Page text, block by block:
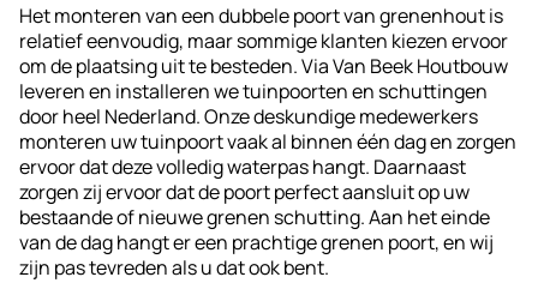
Het monteren van een dubbele poort van grenenhout is
relatief eenvoudig, maar sommige klanten kiezen ervoor
om de plaatsing uit te besteden. Via Van Beek Houtbouw
leveren en installeren we tuinpoorten en schuttingen
door heel Nederland. Onze deskundige medewerkers
monteren uw tuinpoort vaak al binnen één dag en zorgen
ervoor dat deze volledig waterpas hangt. Daarnaast
zorgen zij ervoor dat de poort perfect aansluit op uw
bestaande of nieuwe grenen schutting. Aan het einde
van de dag hangt er een prachtige grenen poort, en wij
zijn pas tevreden als u dat ook bent.